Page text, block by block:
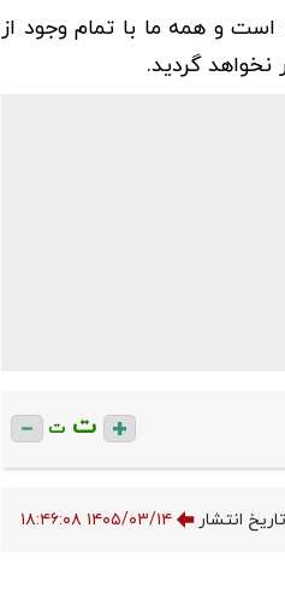
است و همه ما با تمام وجود از
گردید.
ت ت
تاریخ انتشار ۱۴۰۵/۰۳/۱۴ ۱۸:۴۶:۰۸